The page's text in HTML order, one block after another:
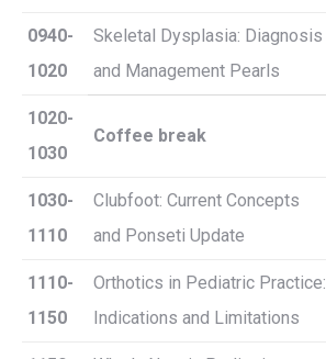
0940-
1020
Skeletal Dysplasia: Diagnosis
and Management Pearls
1020-
1030
Coffee break
1030-
1110
Clubfoot: Current Concepts
and Ponseti Update
1110-
1150
Orthotics in Pediatric Practice:
Indications and Limitations